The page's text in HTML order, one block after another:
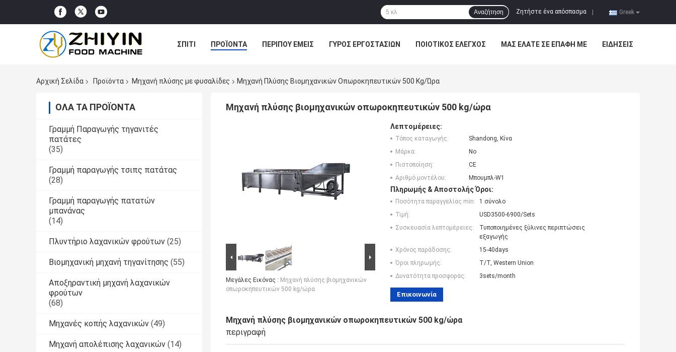
Greek
Ζητήστε ένα απόσπασμα
Αναζήτηση
ΣΠΊΤΙ ΠΡΟΪΌΝΤΑ ΠΕΡΊΠΟΥ ΕΜΕΊΣ ΓΎΡΟΣ ΕΡΓΟΣΤΑΣΊΩΝ ΠΟΙΟΤΙΚΌΣ ΈΛΕΓΧΟΣ ΜΑΣ ΕΛΆΤΕ ΣΕ ΕΠΑΦΉ ΜΕ ΕΙΔΉΣΕΙΣ
Αρχική Σελίδα
Προϊόντα Μηχανή πλύσης με φυσαλίδες Μηχανή Πλύσης Βιομηχανικών Οπωροκηπευτικών 500 Kg/ώρα
ΌΛΑ ΤΑ ΠΡΟΪΌΝΤΑ
Γραμμή Παραγωγής τηγανιτές
πατάτες
(35)
Γραμμή παραγωγής τσιπς πατάτας
(28)
Γραμμή παραγωγής πατατών
μπανάνας
(14)
Πλυντήριο λαχανικών φρούτων (25)
Βιομηχανική μηχανή τηγανίτησης (55)
Αποξηραντική μηχανή λαχανικών
φρούτων
(68)
Μηχανές κοπής λαχανικών (49)
Μηχανή απολέπισης λαχανικών (14)
Μηχανή πλύσης βιομηχανικών οπωροκηπευτικών 500 kg/ώρα
Μεγάλες Εικόνας : Μηχανή πλύσης βιομηχανικών
οπωροκηπευτικών 500 kg/ώρα
Λεπτομέρειες:
Τόπος καταγωγής:
Shandong, Κίνα
Μάρκα:
No
Πιστοποίηση:
CE
Αριθμό μοντέλου:
Μπουμπλ-W1
Πληρωμής & Αποστολής Όροι:
Ποσότητα παραγγελίας min:
1 σύνολο
Τιμή:
USD3500-6900/Sets
Συσκευασία λεπτομέρειες:
Τυποποιημένες ξύλινες περιπτώσεις
εξαγωγής
Χρόνος παράδοσης:
15-40days
Όροι πληρωμής:
T/T, Western Union
Δυνατότητα προσφοράς:
3sets/month
Επικοινωνία
Μηχανή πλύσης βιομηχανικών οπωροκηπευτικών 500 kg/ώρα
περιγραφή